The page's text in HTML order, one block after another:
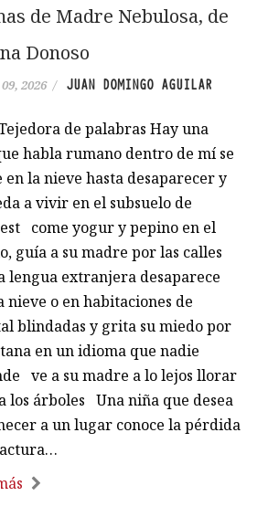
de Madre Nebulosa, de
Donoso
2026 / JUAN DOMINGO AGUILAR
de palabras Hay una
habla rumano dentro de mí se
en la nieve hasta desaparecer y
a vivir en el subsuelo de
come yogur y pepino en el
guía a su madre por las calles
lengua extranjera desaparece
nieve o en habitaciones de
blindadas y grita su miedo por
en un idioma que nadie
ve a su madre a lo lejos llorar
los árboles Una niña que desea
a un lugar conoce la pérdida